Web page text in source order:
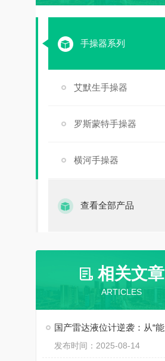
手操器系列
艾默生手操器
罗斯蒙特手操器
横河手操器
查看全部产品
相关文章
ARTICLES
发布时间：2025-08-14